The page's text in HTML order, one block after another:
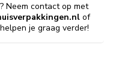
Neem contact op met
of
je graag verder!